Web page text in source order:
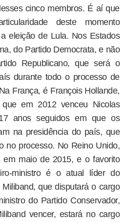
cinco membros. É aí que
deste momento
eleição de Lula. Nos Estados
do Partido Democrata, e não
Republicano, que será o
durante todo o processo de
França, é François Hollande,
em 2012 venceu Nicolas
anos seguidos em que os
na presidência do país, que
no processo. No Reino Unido,
em maio de 2015, e o favorito
ministro é o atual líder do
que disputará o cargo
do Partido Conservador,
vencer, estará no cargo